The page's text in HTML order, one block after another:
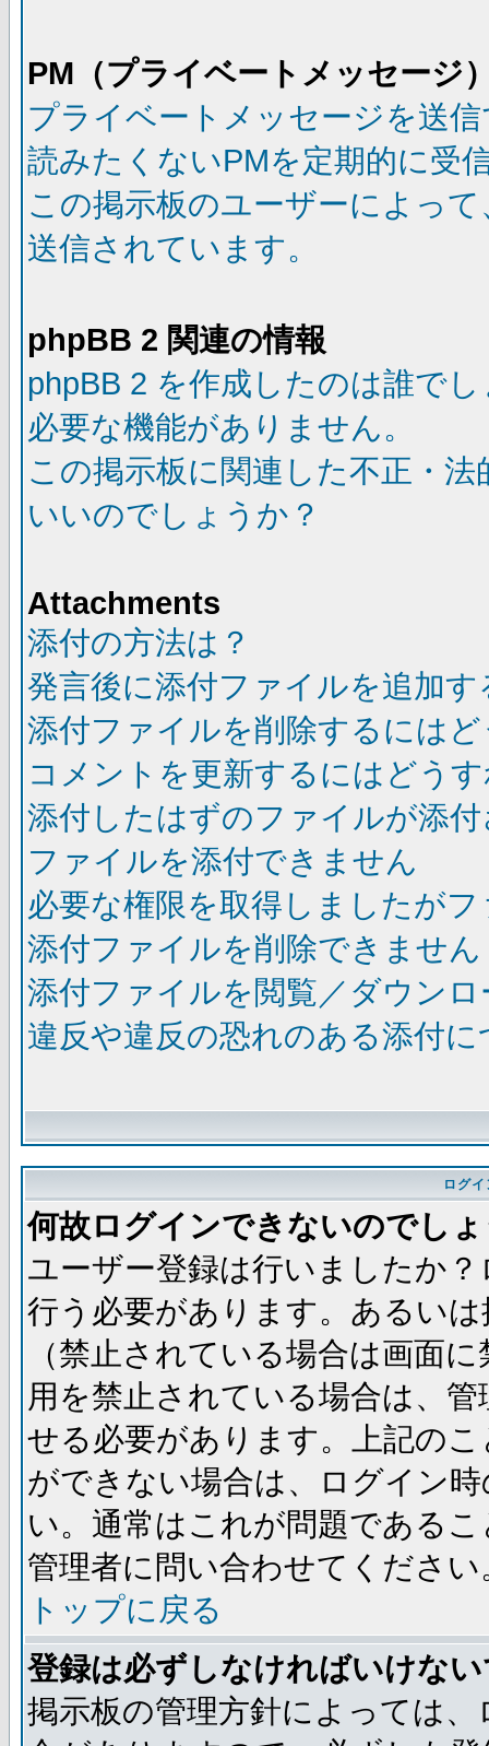
PM（プライベートメッセージ
プライベートメッセージを送
読みたくないPMを定期的に受
この掲示板のユーザーによっ
送信されています。
phpBB 2 関連の情報
phpBB 2 を作成したのは誰で
必要な機能がありません。
この掲示板に関連した不正・
いいのでしょうか？
Attachments
添付の方法は？
発言後に添付ファイルを追加
添付ファイルを削除するには
コメントを更新するにはどう
添付したはずのファイルが添
ファイルを添付できません
必要な権限を取得しましたが
添付ファイルを削除できません
添付ファイルを閲覧／ダウン
違反や違反の恐れのある添付
ログ
何故ログインできないのでし
ユーザー登録は行いましたか
行う必要があります。あるい
（禁止されている場合は画面
用を禁止されている場合は、
せる必要があります。上記の
ができない場合は、ログイン
い。通常はこれが問題である
管理者に問い合わせてください
トップに戻る
登録は必ずしなければいけな
掲示板の管理方針によっては